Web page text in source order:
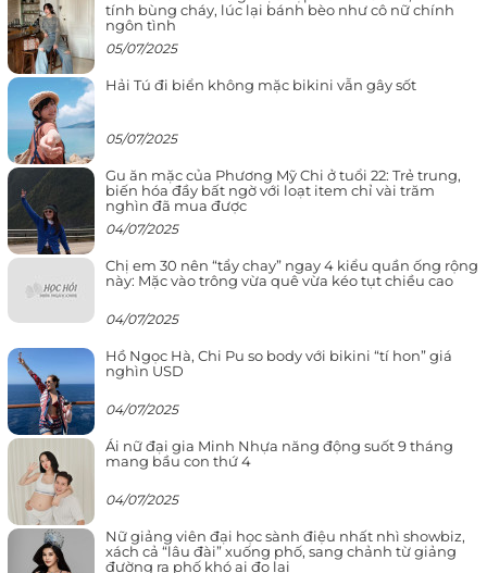
tính bùng cháy, lúc lại bánh bèo như cô nữ chính
ngôn tình
05/07/2025
Hải Tú đi biển không mặc bikini vẫn gây sốt
05/07/2025
Gu ăn mặc của Phương Mỹ Chi ở tuổi 22: Trẻ trung,
biến hóa đầy bất ngờ với loạt item chỉ vài trăm
nghìn đã mua được
04/07/2025
Chị em 30 nên “tẩy chay” ngay 4 kiểu quần ống rộng
này: Mặc vào trông vừa quê vừa kéo tụt chiều cao
04/07/2025
Hồ Ngọc Hà, Chi Pu so body với bikini “tí hon” giá
nghìn USD
04/07/2025
Ái nữ đại gia Minh Nhựa năng động suốt 9 tháng
mang bầu con thứ 4
04/07/2025
Nữ giảng viên đại học sành điệu nhất nhì showbiz,
xách cả “lâu đài” xuống phố, sang chảnh từ giảng
đường ra phố khó ai đọ lại